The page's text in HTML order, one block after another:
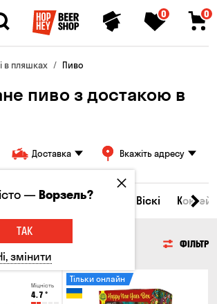
0 0
в пляшках Пиво
пиво з достакою в
Доставка Вкажіть адресу
Пиво Сидр Віскі
ФІЛЬТР
Міцність
4.7 °
Тільки онлайн
—Ворзель?
ТАК
змінити